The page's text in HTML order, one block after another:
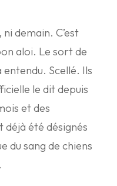
demain. C’est
aloi. Le sort de
entendu. Scellé. Ils
le dit depuis
et des
déjà été désignés
du sang de chiens